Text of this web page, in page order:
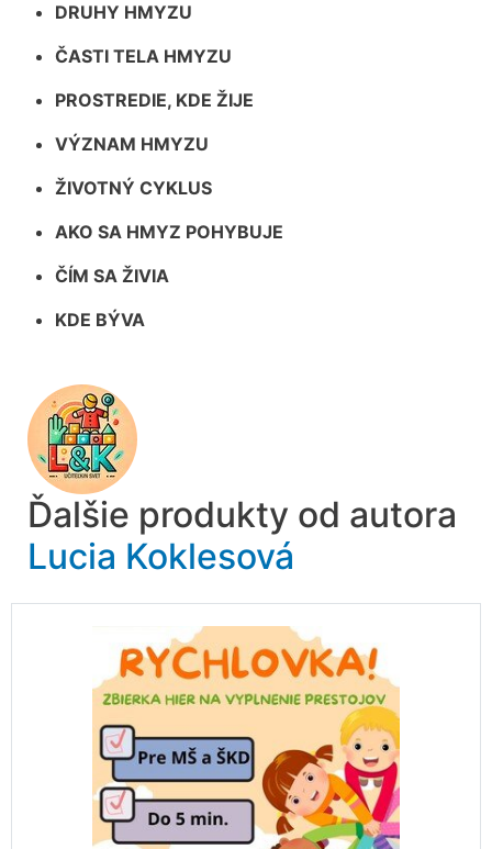
DRUHY HMYZU
ČASTI TELA HMYZU
PROSTREDIE, KDE ŽIJE
VÝZNAM HMYZU
ŽIVOTNÝ CYKLUS
AKO SA HMYZ POHYBUJE
ČÍM SA ŽIVIA
KDE BÝVA
Ďalšie produkty od autora
Lucia Koklesová